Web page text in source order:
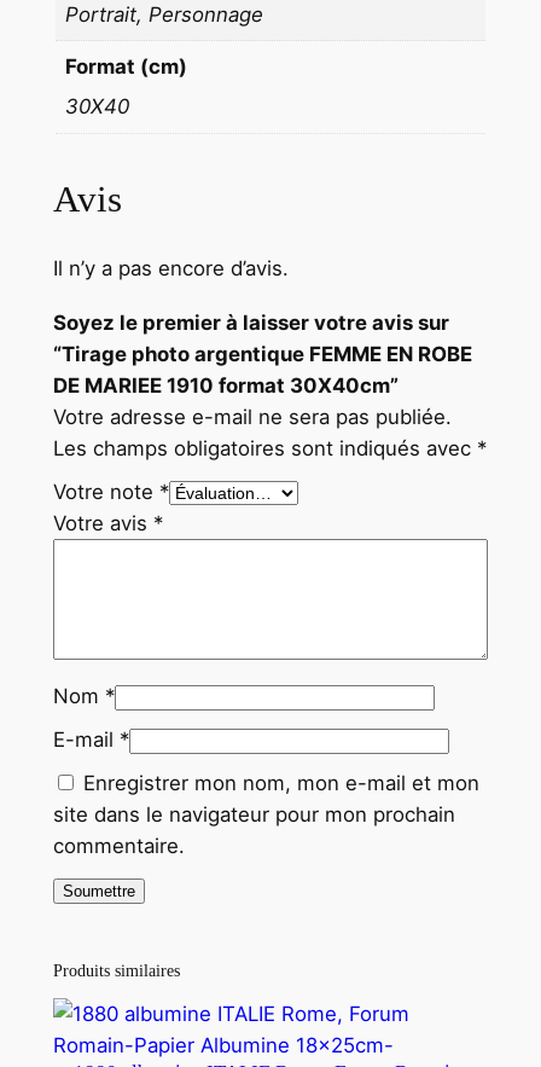
o
r
a
t
3
0
X
4
c
m
Portrait, Personnage
Format (cm)
30X40
Avis
Il n’y a pas encore d’avis.
Soyez le premier à laisser votre avis sur
“Tirage photo argentique FEMME EN ROBE
DE MARIEE 1910 format 30X40cm”
Votre adresse e-mail ne sera pas publiée.
Les champs obligatoires sont indiqués avec *
Votre note *
Votre avis *
Nom *
E-mail *
Enregistrer mon nom, mon e-mail et mon
site dans le navigateur pour mon prochain
commentaire.
Produits similaires